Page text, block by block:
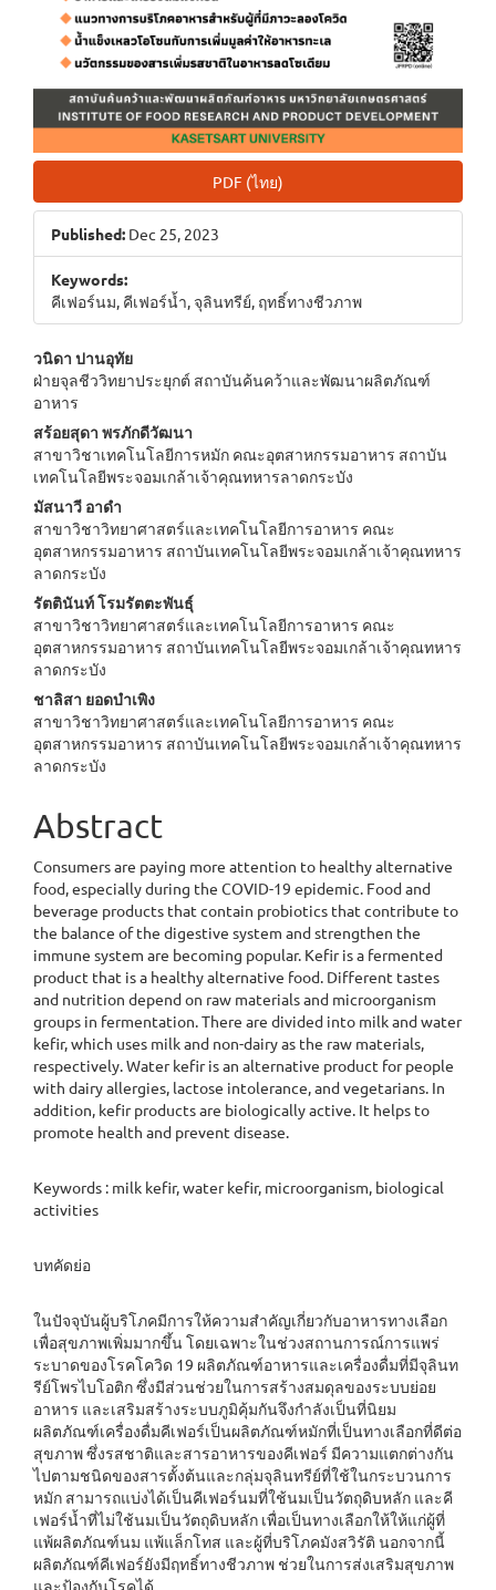
PDF (ไทย)
Published: Dec 25, 2023
Keywords:
คีเฟอร์นม, คีเฟอร์น้ำ, จุลินทรีย์, ฤทธิ์ทางชีวภาพ
Main
Article
Content
วนิดา ปานอุทัย
ฝ่ายจุลชีววิทยาประยุกต์ สถาบันค้นคว้าและพัฒนาผลิตภัณฑ์
อาหาร
สร้อยสุดา พรภักดีวัฒนา
สาขาวิชาเทคโนโลยีการหมัก คณะอุตสาหกรรมอาหาร สถาบัน
เทคโนโลยีพระจอมเกล้าเจ้าคุณทหารลาดกระบัง
มัสนาวี อาดำ
สาขาวิชาวิทยาศาสตร์และเทคโนโลยีการอาหาร คณะ
อุตสาหกรรมอาหาร สถาบันเทคโนโลยีพระจอมเกล้าเจ้าคุณทหาร
ลาดกระบัง
รัตตินันท์ โรมรัตตะพันธุ์
สาขาวิชาวิทยาศาสตร์และเทคโนโลยีการอาหาร คณะ
อุตสาหกรรมอาหาร สถาบันเทคโนโลยีพระจอมเกล้าเจ้าคุณทหาร
ลาดกระบัง
ชาลิสา ยอดบำเพิง
สาขาวิชาวิทยาศาสตร์และเทคโนโลยีการอาหาร คณะ
อุตสาหกรรมอาหาร สถาบันเทคโนโลยีพระจอมเกล้าเจ้าคุณทหาร
ลาดกระบัง
Abstract
Consumers are paying more attention to healthy alternative
food, especially during the COVID-19 epidemic. Food and
beverage products that contain probiotics that contribute to
the balance of the digestive system and strengthen the
immune system are becoming popular. Kefir is a fermented
product that is a healthy alternative food. Different tastes
and nutrition depend on raw materials and microorganism
groups in fermentation. There are divided into milk and water
kefir, which uses milk and non-dairy as the raw materials,
respectively. Water kefir is an alternative product for people
with dairy allergies, lactose intolerance, and vegetarians. In
addition, kefir products are biologically active. It helps to
promote health and prevent disease.
Keywords : milk kefir, water kefir, microorganism, biological
activities
บทคัดย่อ
ในปัจจุบันผู้บริโภคมีการให้ความสำคัญเกี่ยวกับอาหารทางเลือก
เพื่อสุขภาพเพิ่มมากขึ้น โดยเฉพาะในช่วงสถานการณ์การแพร่
ระบาดของโรคโควิด 19 ผลิตภัณฑ์อาหารและเครื่องดื่มที่มีจุลินท
รีย์โพรไบโอติก ซึ่งมีส่วนช่วยในการสร้างสมดุลของระบบย่อย
อาหาร และเสริมสร้างระบบภูมิคุ้มกันจึงกำลังเป็นที่นิยม
ผลิตภัณฑ์เครื่องดื่มคีเฟอร์เป็นผลิตภัณฑ์หมักที่เป็นทางเลือกที่ดีต่อ
สุขภาพ ซึ่งรสชาติและสารอาหารของคีเฟอร์ มีความแตกต่างกัน
ไปตามชนิดของสารตั้งต้นและกลุ่มจุลินทรีย์ที่ใช้ในกระบวนการ
หมัก สามารถแบ่งได้เป็นคีเฟอร์นมที่ใช้นมเป็นวัตถุดิบหลัก และคี
เฟอร์น้ำที่ไม่ใช้นมเป็นวัตถุดิบหลัก เพื่อเป็นทางเลือกให้ให้แก่ผู้ที่
แพ้ผลิตภัณฑ์นม แพ้แล็กโทส และผู้ที่บริโภคมังสวิรัติ นอกจากนี้
ผลิตภัณฑ์คีเฟอร์ยังมีฤทธิ์ทางชีวภาพ ช่วยในการส่งเสริมสุขภาพ